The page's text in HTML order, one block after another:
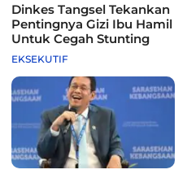
Dinkes Tangsel Tekankan
Pentingnya Gizi Ibu Hamil
Untuk Cegah Stunting
EKSEKUTIF